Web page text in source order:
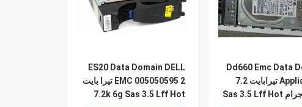
ES20 Data Domain DELL
EMC 005050595 2 تيرا بايت
7.2k 6g Sas 3.5 Lff Hot
Dd660 Emc Data
Appliance 1 تيرابايت 7.2
كيلو 6 جرام Sas 3.5 Lff Hot